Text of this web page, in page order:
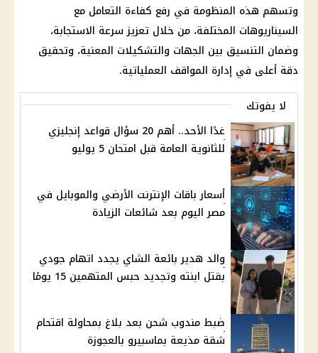
وتسهم هذه المنظومة في رفع كفاءة التعامل مع
السيناريوهات المختلفة، من خلال تعزيز سرعة الاستجابة،
وضمان التنسيق بين الجهات والتشكيلات المعنية، وتحقيق
دقة أعلى في إدارة المواقف العملياتية.
لا يفوتك
غدًا الأحد.. أهم 20 سؤال قواعد إنجليزي
للثانوية العامة قبل امتحان 5 يوليو
أسعار باقات الإنترنت الأرضي والموبايل في
مصر اليوم بعد شائعات الزيادة
والد هدير بائعة الشاي يجدد اتهام جودي
بقتل ابنته وتجديد حبس المتهمين 15 يومًا
ضبط مندوب شحن بعد بلاغ بمحاولة اقتحام
شقة مذيعة بماسبيرو بالعجوزة